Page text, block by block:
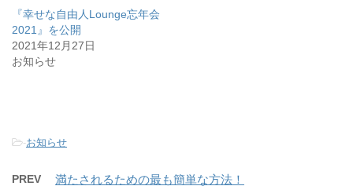
『幸せな自由人Lounge忘年会
2021』を公開
2021年12月27日
お知らせ
-お知らせ
PREV 満たされるための最も簡単な方法！